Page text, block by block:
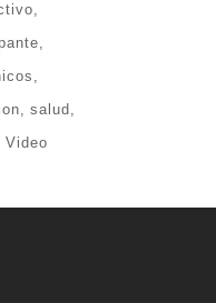
salud
Video